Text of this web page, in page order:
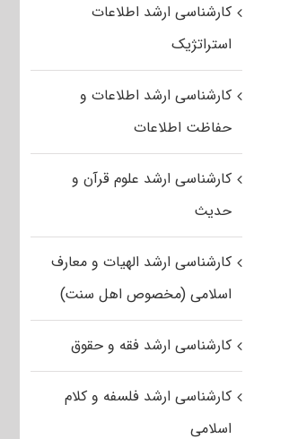
کارشناسی ارشد اطلاعات
استراتژیک
کارشناسی ارشد اطلاعات و
حفاظت اطلاعات
کارشناسی ارشد علوم قرآن و
حدیث
کارشناسی ارشد الهیات و معارف
اسلامی (مخصوص اهل سنت)
کارشناسی ارشد فقه و حقوق
کارشناسی ارشد فلسفه و کلام
اسلامی